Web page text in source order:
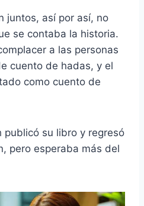
juntos, así por así, no
se contaba la historia.
a las personas
cuento de hadas, y el
como cuento de
publicó su libro y regresó
pero esperaba más del